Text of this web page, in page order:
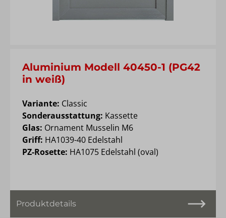
Aluminium Modell 40450-1 (PG42
in weiß)
Variante: Classic
Sonderausstattung: Kassette
Glas: Ornament Musselin M6
Griff: HA1039-40 Edelstahl
PZ-Rosette: HA1075 Edelstahl (oval)
Produktdetails